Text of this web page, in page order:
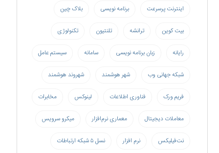
اینترنت پرسرعت برنامه نویسی بلاک چین
بیت کوین ترانشه تلنتیون تکنولوژی
رایانه زبان برنامه نویسی سامانه سیستم عامل
شبکه جهانی وب شهر هوشمند شهروند هوشمند
فریم ورک فناوری اطلاعات لینوکس مخابرات
معاملات دیجیتال معماری نرم‌افزار میکرو سرویس
نت‌فیلیکس نرم افزار نسل ۵ شبکه ارتباطات